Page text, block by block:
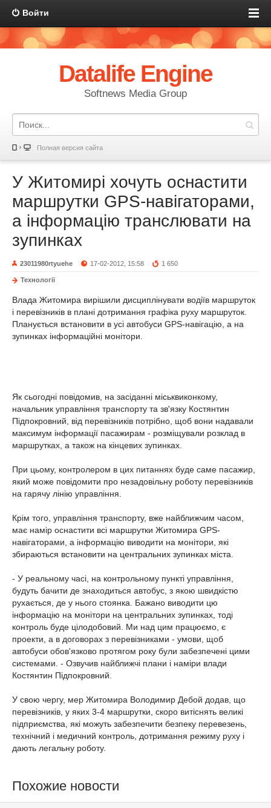
Войти
Datalife Engine
Softnews Media Group
Полная версия сайта
У Житомирі хочуть оснастити
маршрутки GPS-навігаторами,
а інформацію транслювати на
зупинках
23011980rtyuehe 17-02-2012, 15:58 1 650
Технології
Влада Житомира вирішили дисциплінувати водіїв маршруток
і перевізників в плані дотримання графіка руху маршруток.
Планується встановити в усі автобуси GPS-навігацію, а на
зупинках інформаційні монітори.
Як сьогодні повідомив, на засіданні міськвиконкому,
начальник управління транспорту та зв'язку Костянтин
Підпокровний, від перевізників потрібно, щоб вони надавали
максимум інформації пасажирам - розміщували розклад в
маршрутках, а також на кінцевих зупинках.
При цьому, контролером в цих питаннях буде саме пасажир,
який може повідомити про незадовільну роботу перевізників
на гарячу лінію управління.
Крім того, управління транспорту, вже найближчим часом,
має намір оснастити всі маршрутки Житомира GPS-
навігаторами, а інформацію виводити на монітори, які
збираються встановити на центральних зупинках міста.
- У реальному часі, на контрольному пункті управління,
будуть бачити де знаходиться автобус, з якою швидкістю
рухається, де у нього стоянка. Бажано виводити цю
інформацію на монітори на центральних зупинках, тоді
контроль буде цілодобовий. Ми над цим працюємо, є
проекти, а в договорах з перевізниками - умови, щоб
автобуси обов'язково протягом року були забезпечені цими
системами. - Озвучив найближчі плани і наміри влади
Костянтин Підпокровний.
У свою чергу, мер Житомира Володимир Дебой додав, що
перевізників, у яких 3-4 маршрутки, скоро витіснять великі
підприємства, які можуть забезпечити безпеку перевезень,
технічний і медичний контроль, дотримання режиму руху і
дають легальну роботу.
Похожие новости